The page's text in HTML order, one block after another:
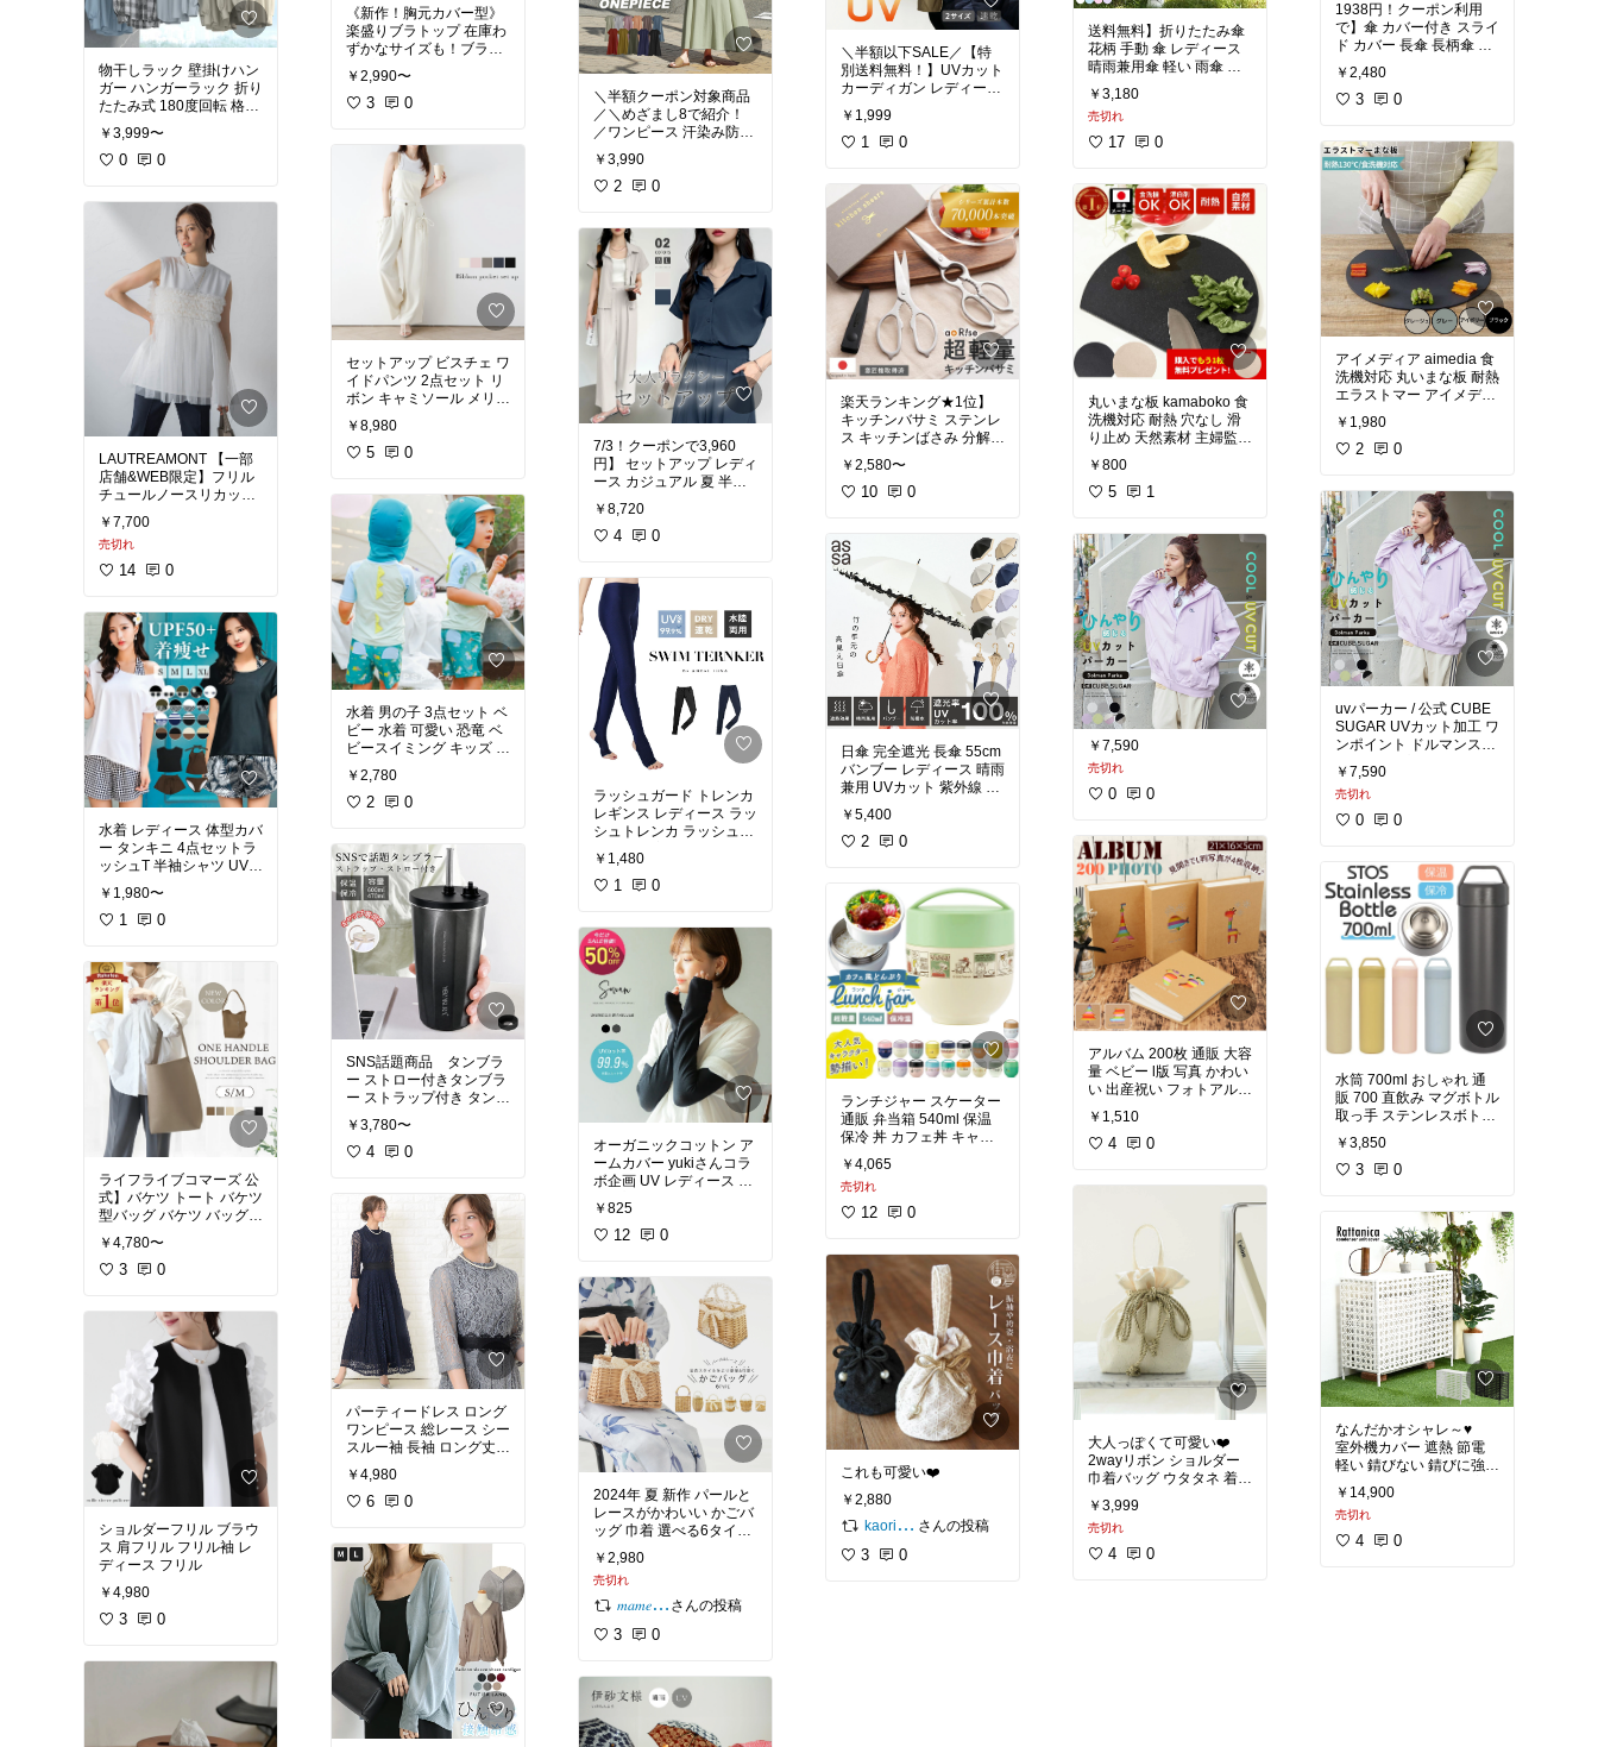
物干しラック 壁掛けハン
ガー ハンガーラック 折り
たたみ式 180度回転 格納
￥3,999〜
0 0
LAUTREAMONT 【一部
店舗&WEB限定】フリル
チュールノースリカット
プス カットソー・Tシャ
ツ ホワイト ブラック【送
料無料】
￥7,700
売切れ
14 0
水着 レディース 体型カバ
ー タンキニ 4点セットラ
ッシュT 半袖シャツ UVカ
ード ショートパンツ 無地
30代 40代 50代 Tシャツ
￥1,980〜
1 0
ライフライブコマーズ 公
式】バケツ トート バケツ
型バッグ バケツ バッグ
グ レディース トートバッ
ク ワンハンドルバッグ バ
￥4,780〜
3 0
ショルダーフリル ブラウ
ス 肩フリル フリル袖 レ
ディース フリル
￥4,980
3 0
《新作！胸元カバー型》
楽盛りブラトップ 在庫わ
ずかなサイズも！ブラト
ャミ カップ付き ノンワイ
ヤー 3wayストラップ チ
￥2,990〜
3 0
セットアップ ビスチェ ワ
イドパンツ 2点セット リ
ボン キャミソール メリハ
ディース2024春夏 【lsts
s24-229】【即納&予約：
￥8,980
5 0
水着 男の子 3点セット ベ
ビー 水着 可愛い 恐竜 ベ
ビースイミング キッズ 男
クール水着 ベビー ラッシ
ュガード 子供 水着 男の
￥2,780
2 0
SNS話題商品 タンブラ
ー ストロー付きタンブラ
ー ストラップ付き タンブ
持ち運び 保温 保冷
￥3,780〜
4 0
パーティードレス ロング
ワンピース 総レース シー
スルー袖 長袖 ロング丈
￥4,980
6 0
＼半額クーポン対象商品
／＼めざまし8で紹介！
／ワンピース 汗染み防止
M/L/LL ワンピ ロングワ
ンピ 半袖 綿100％ 大きい
（ズーティー）：汗しみ
ない マキシワンピース
￥3,990
2 0
7/3！クーポンで3,960
円】 セットアップ レディ
ース カジュアル 夏 半袖
ツ 上下セット トップス
ボトムス 半袖シャツ ゆっ
￥8,720
4 0
ラッシュガード トレンカ
レギンス レディース ラッ
シュトレンカ ラッシュレ
UVカット 夏用 水着用 日
焼け対策 足 脚 UPF50+
エンジェルルナ
￥1,480
1 0
オーガニックコットン ア
ームカバー yukiさんコラ
ボ企画 UV レディース 日
￥825
12 0
2024年 夏 新作 パールと
レースがかわいい かごバ
ッグ 巾着 選べる6タイプ
植物素材 インナー巾着仕
様 浴衣や夏の着物に最適
浴衣
￥2,980
売切れ
𝑚𝑎𝑚𝑒🧺ユルく活動中 さんの投稿
3 0
＼半額以下SALE／【特
別送料無料！】UVカット
カーディガン レディース
デ 紫外線 長袖 羽織り 大
きいサイズ ゆったり 夏
ンダードUVカット カー
ディガン
￥1,999
1 0
楽天ランキング★1位】
キッチンバサミ ステンレ
ス キッチンばさみ 分解
ス付 まな板いらず キッチ
ンばさみ 食洗機対応
￥2,580〜
10 0
日傘 完全遮光 長傘 55cm
バンブー レディース 晴雨
兼用 UVカット 紫外線 遮
め 大判 通勤 通学 撥水 フ
リル おしゃれ かわいい
100
￥5,400
2 0
ランチジャー スケーター
通販 弁当箱 540ml 保温
保冷 丼 カフェ丼 キャラ
ランチボックス お弁当箱
￥4,065
売切れ
12 0
これも可愛い❤️
￥2,880
kaori🌷𓂃𓈒𓏸
さんの投稿
3 0
送料無料】折りたたみ傘
花柄 手動 傘 レディース
晴雨兼用傘 軽い 雨傘 折
りたたみ 3段 日傘
￥3,180
売切れ
17 0
丸いまな板 kamaboko 食
洗機対応 耐熱 穴なし 滑
り止め 天然素材 主婦監修
かまぼこ板 まな板 丸型 D
型 カッティングボード 半
円 円形 丸まな板 かまぼ
ジュ おしゃれ
￥800
5 1
￥7,590
売切れ
0 0
アルバム 200枚 通販 大容
量 ベビー l版 写真 かわい
い 出産祝い フォトアルバ
ム ミニアルバム 雑貨 写
真整理 ポケット レインボ
ー にじ 日用品雑貨
￥1,510
4 0
大人っぽくて可愛い❤️
2wayリボン ショルダー
巾着バッグ ウタタネ 着
小物
￥3,999
売切れ
4 0
1938円！クーポン利用
で】傘 カバー付き スライ
ド カバー 長傘 長柄傘 伸
縮 スライドカバー メンズ
レディース 男女兼用 かさ
大人用 傘 梅雨 対策 自動
￥2,480
3 0
アイメディア aimedia 食
洗機対応 丸いまな板 耐熱
エラストマー アイメディ
ア 403793 まな板 まない
た おしゃれ 丸 薄い 円形
カッティングボード 抗菌
ぼこ 新生活
￥1,980
2 0
uvパーカー / 公式 CUBE
SUGAR UVカット加工 ワ
ンポイント ドルマンスリ
ーブ ジップパーカー (6
色) フード付き uvカット
パーカー レディース UV
カット パーカー 指穴 春
策
￥7,590
売切れ
0 0
水筒 700ml おしゃれ 通
販 700 直飲み マグボトル
取っ手 ステンレスボトル
マイボトル スタイリッシ
ュ かわいい シンプル ST
OS ストス 保冷 保温 真空
￥3,850
3 0
なんだかオシャレ～♥️
室外機カバー 遮熱 節電
軽い 錆びない 錆びに強い
ワイド 人工ラタン製 室外
機ラック ベランダ 日よけ
￥14,900
売切れ
4 0